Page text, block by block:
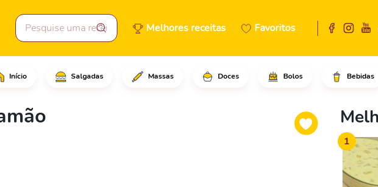
Melhores receitas Favoritos
Início Salgadas Massas Doces Bolos Bebidas
os mamões maduros
1